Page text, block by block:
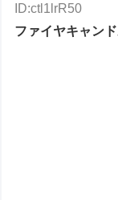
ID:ctl1lrR50
ファイヤキャン